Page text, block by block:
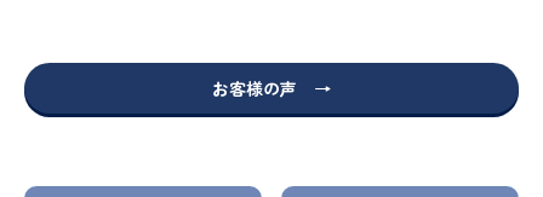
お客様の声 →